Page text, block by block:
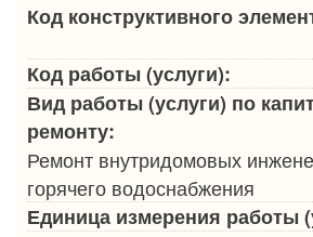
Код конструктивного
Код работы (услуги):
Вид работы (услуги) по
ремонту:
Ремонт внутридомовых
горячего водоснабжения
Единица измерения работы